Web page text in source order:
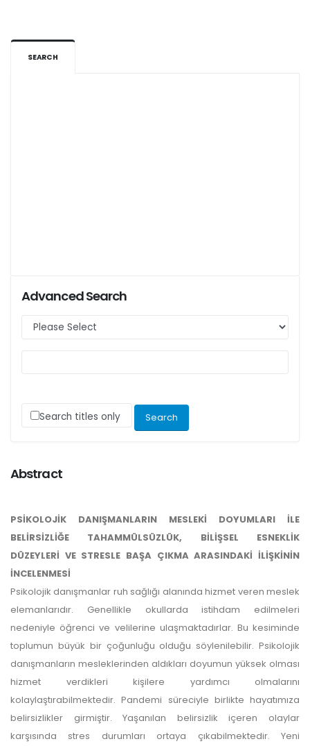
SEARCH
Advanced Search
Search titles only
Abstract
PSİKOLOJİK DANIŞMANLARIN MESLEKİ DOYUMLARI İLE
BELİRSİZLİĞE TAHAMMÜLSÜZLÜK, BİLİŞSEL ESNEKLİK
DÜZEYLERİ VE STRESLE BAŞA ÇIKMA ARASINDAKİ İLİŞKİNİN
İNCELENMESİ
Psikolojik danışmanlar ruh sağlığı alanında hizmet veren meslek
elemanlarıdır. Genellikle okullarda istihdam edilmeleri
nedeniyle öğrenci ve velilerine ulaşmaktadırlar. Bu kesiminde
toplumun büyük bir çoğunluğu olduğu söylenilebilir. Psikolojik
danışmanların mesleklerinden aldıkları doyumun yüksek olması
hizmet verdikleri kişilere yardımcı olmalarını
kolaylaştırabilmektedir. Pandemi süreciyle birlikte hayatımıza
belirsizlikler girmiştir. Yaşanılan belirsizlik içeren olaylar
karşısında stres durumları ortaya çıkabilmektedir. Yeni